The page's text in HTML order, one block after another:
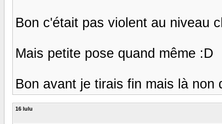
Bon c'était pas violent au niveau
Mais petite pose quand même :D
Bon avant je tirais fin mais là non
16 lulu